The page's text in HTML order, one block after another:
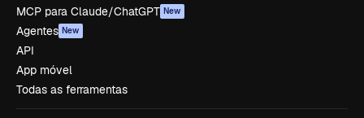
MCP para Claude/ChatGPT New
Agentes New
API
App móvel
Todas as ferramentas